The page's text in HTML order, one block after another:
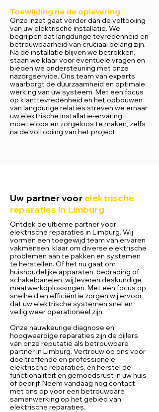
Toewijding na de oplevering
Onze inzet gaat verder dan de voltooiing
van uw elektrische installatie. We
begrijpen dat langdurige tevredenheid en
betrouwbaarheid van cruciaal belang zijn.
Na de installatie blijven we betrokken,
staan we klaar voor eventuele vragen en
bieden we ondersteuning met onze
nazorgservice. Ons team van experts
waarborgt de duurzaamheid en optimale
werking van uw systeem. Met een focus
op klanttevredenheid en het opbouwen
van langdurige relaties streven we ernaar
uw elektrische installatie-ervaring
moeiteloos en zorgeloos te maken, zelfs
na de voltooiing van het project.
Uw partner voor elektrische
reparaties in Limburg
Ontdek de ultieme partner voor
elektrische reparaties in Limburg. Wij
vormen een toegewijd team van ervaren
vakmensen, klaar om diverse elektrische
problemen aan te pakken en systemen
te herstellen. Of het nu gaat om
huishoudelijke apparaten, bedrading of
schakelpanelen, wij leveren deskundige
maatwerkoplossingen. Met een focus op
snelheid en efficiëntie zorgen wij ervoor
dat uw elektrische systemen snel en
veilig weer operationeel zijn.
Onze nauwkeurige diagnose en
hoogwaardige reparaties zijn de pijlers
van onze reputatie als betrouwbare
partner in Limburg. Vertrouw op ons voor
doeltreffende en professionele
elektrische reparaties, en herstel de
functionaliteit en gemoedsrust in uw huis
of bedrijf. Neem vandaag nog contact
met ons op voor een betrouwbare
samenwerking op het gebied van
elektrische reparaties.